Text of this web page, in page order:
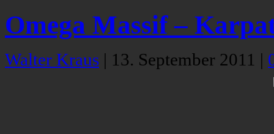
Omega Massif –
Walter Kraus | 13. September 2011 |